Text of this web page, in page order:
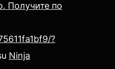
Получите по
?
Ninja